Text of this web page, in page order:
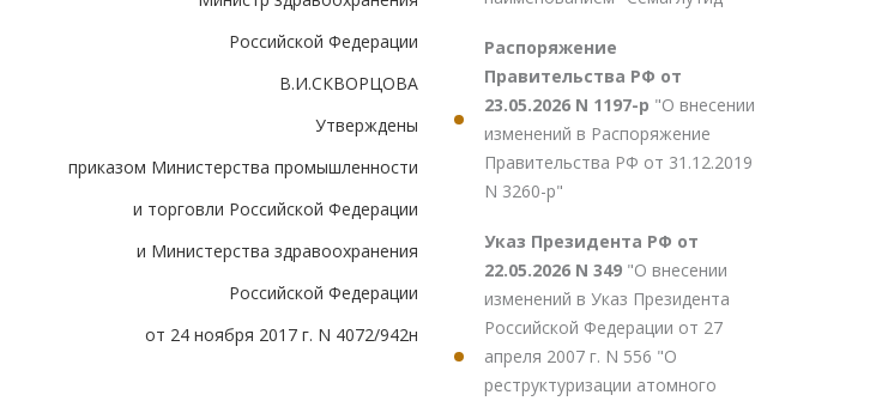
Российской Федерации
В.И.СКВОРЦОВА
Утверждены
приказом Министерства промышленности
и торговли Российской Федерации
и Министерства здравоохранения
Российской Федерации
от 24 ноября 2017 г. N 4072/942н
Распоряжение
Правительства РФ от
23.05.2026 N 1197-р "О внесении
изменений в Распоряжение
Правительства РФ от 31.12.2019
N 3260-р"
Указ Президента РФ от
22.05.2026 N 349 "О внесении
изменений в Указ Президента
Российской Федерации от 27
апреля 2007 г. N 556 "О
реструктуризации атомного